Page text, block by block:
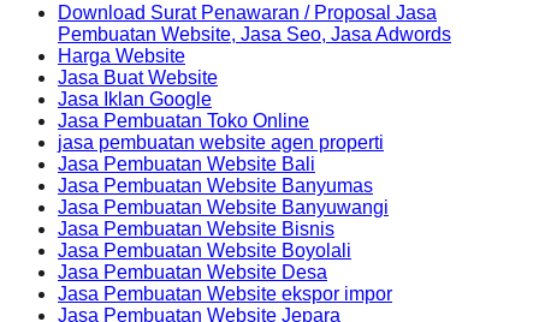
Download Surat Penawaran / Proposal Jasa
Pembuatan Website, Jasa Seo, Jasa Adwords
Harga Website
Jasa Buat Website
Jasa Iklan Google
Jasa Pembuatan Toko Online
jasa pembuatan website agen properti
Jasa Pembuatan Website Bali
Jasa Pembuatan Website Banyumas
Jasa Pembuatan Website Banyuwangi
Jasa Pembuatan Website Bisnis
Jasa Pembuatan Website Boyolali
Jasa Pembuatan Website Desa
Jasa Pembuatan Website ekspor impor
Jasa Pembuatan Website Jepara